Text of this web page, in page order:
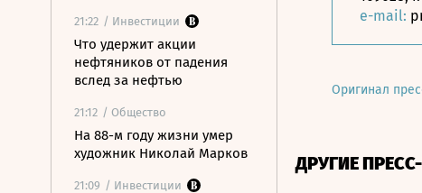
21:22 / Инвестиции
Что удержит акции
нефтяников от падения
вслед за нефтью
21:12 / Общество
На 88-м году жизни умер
художник Николай Марков
21:09 / Инвестиции
e-mail:
Оригинал
ДРУГИЕ